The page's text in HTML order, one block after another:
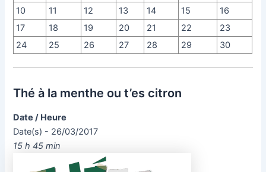
10
11 12 13 14 15
16
17
18 19 20 21 22
23
24
25 26 27 28 29 30
Thé à la menthe ou t’es citron
Date / Heure
Date(s) - 26/03/2017
15 h 45 min